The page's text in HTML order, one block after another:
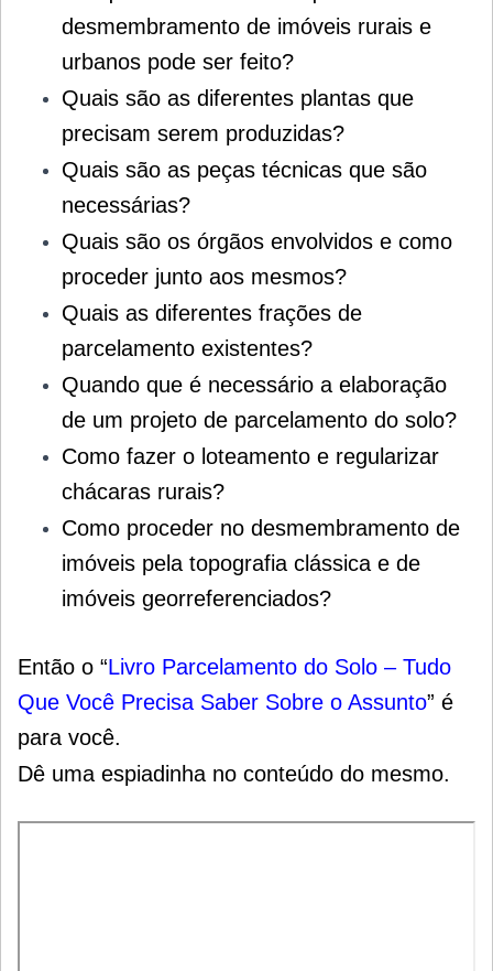
desmembramento de imóveis rurais e
urbanos pode ser feito?
Quais são as diferentes plantas que
precisam serem produzidas?
Quais são as peças técnicas que são
necessárias?
Quais são os órgãos envolvidos e como
proceder junto aos mesmos?
Quais as diferentes frações de
parcelamento existentes?
Quando que é necessário a elaboração
de um projeto de parcelamento do solo?
Como fazer o loteamento e regularizar
chácaras rurais?
Como proceder no desmembramento de
imóveis pela topografia clássica e de
imóveis georreferenciados?
Então o “Livro Parcelamento do Solo – Tudo
Que Você Precisa Saber Sobre o Assunto” é
para você.
Dê uma espiadinha no conteúdo do mesmo.